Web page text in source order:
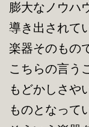
膨大なノウハ
導き出されて
楽器そのもの
こちらの言う
もどかしさや
ものとなって